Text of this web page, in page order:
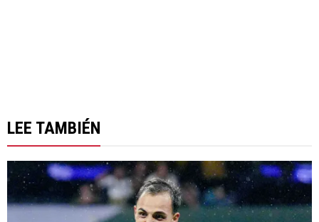
LEE TAMBIÉN